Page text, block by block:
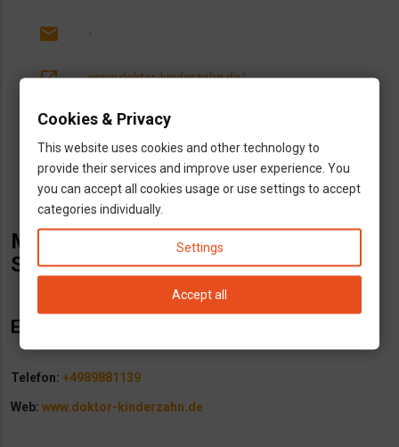
email -
open_in_new www.doktor-kinderzahn.de/
dns
outlined_flag Bayern
Magyar fogorvos Münchenben, Dr.
Szalantzy Andreas.
Elérhetőségek
Telefon: +4989881139
Web: www.doktor-kinderzahn.de
Cookies & Privacy
This website uses cookies and other technology to
provide their services and improve user experience. You
you can accept all cookies usage or use settings to accept
categories individually.
Settings
Accept all